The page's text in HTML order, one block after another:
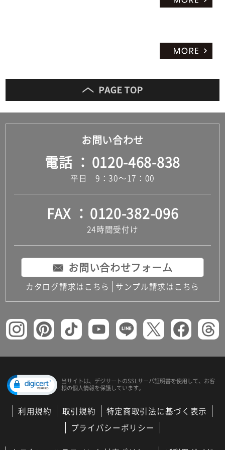
お問い合わせ
電話 0120-468-838
平日 9：30～17：00
FAX 0120-382-096
24時間受付け
お問い合わせフォーム
カタログ請求はこちら サンプル請求はこちら
当サイトは、デジサートのSSLサーバ証明書を使用して、 お客
様の個人情報を保護しています。
利用規約 取引規約
特定商取引法に基づく表示
プライバシーポリシー